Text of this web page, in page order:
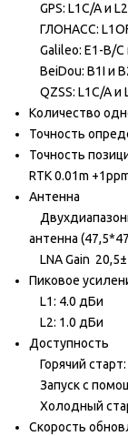
GPS: L1C/A и
ГЛОНАСС:
Galileo: E1-B/C
BeiDou: B1I и
QZSS: L1C/A и
Количество
Точность
Точность
RTK 0.01m
Антенна
антенна
LNA Gain
Пиковое
L1: 4.0 дБи
L2: 1.0 дБи
Доступность
Горячий старт:
Запуск с
Холодный
Скорость